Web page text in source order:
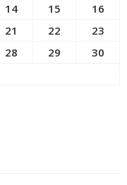
14 15
16
21 22
23
28 29
30